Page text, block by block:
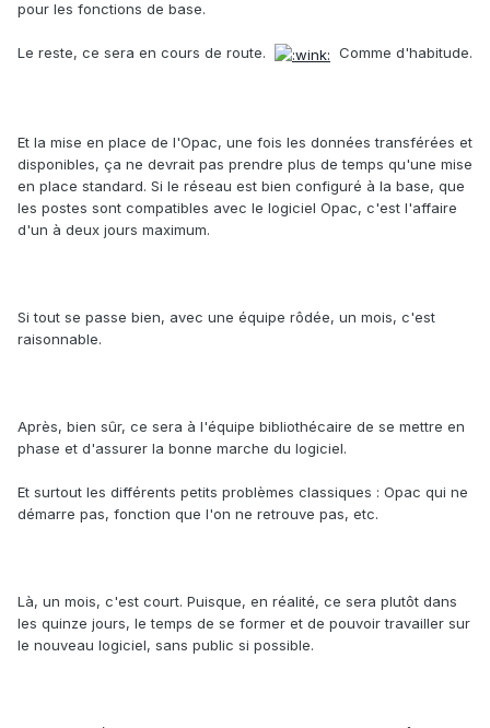
pour les fonctions de base.
Le reste, ce sera en cours de route. Comme d'habitude.
Et la mise en place de l'Opac, une fois les données transférées et
disponibles, ça ne devrait pas prendre plus de temps qu'une mise
en place standard. Si le réseau est bien configuré à la base, que
les postes sont compatibles avec le logiciel Opac, c'est l'affaire
d'un à deux jours maximum.
Si tout se passe bien, avec une équipe rôdée, un mois, c'est
raisonnable.
Après, bien sûr, ce sera à l'équipe bibliothécaire de se mettre en
phase et d'assurer la bonne marche du logiciel.
Et surtout les différents petits problèmes classiques : Opac qui ne
démarre pas, fonction que l'on ne retrouve pas, etc.
Là, un mois, c'est court. Puisque, en réalité, ce sera plutôt dans
les quinze jours, le temps de se former et de pouvoir travailler sur
le nouveau logiciel, sans public si possible.